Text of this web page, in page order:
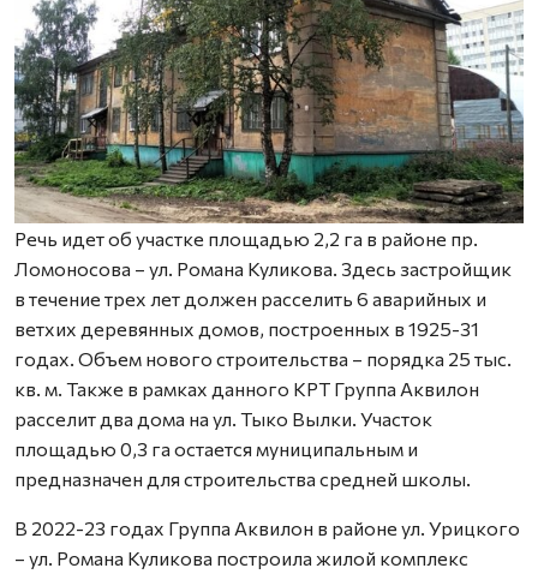
Речь идет об участке площадью 2,2 га в районе пр.
Ломоносова – ул. Романа Куликова. Здесь застройщик
в течение трех лет должен расселить 6 аварийных и
ветхих деревянных домов, построенных в 1925-31
годах. Объем нового строительства – порядка 25 тыс.
кв. м. Также в рамках данного КРТ Группа Аквилон
расселит два дома на ул. Тыко Вылки. Участок
площадью 0,3 га остается муниципальным и
предназначен для строительства средней школы.
В 2022-23 годах Группа Аквилон в районе ул. Урицкого
– ул. Романа Куликова построила жилой комплекс